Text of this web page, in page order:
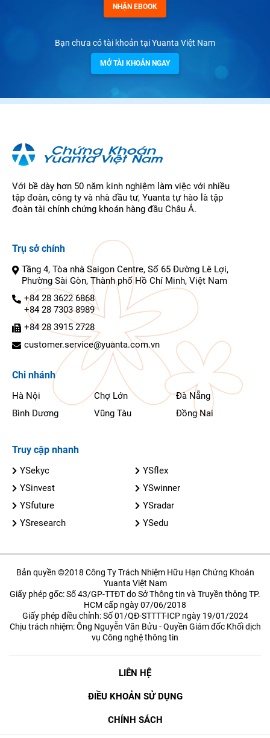
NHẬN EBOOK
Bạn chưa có tài khoản tại Yuanta Việt Nam
MỞ TÀI KHOẢN NGAY
Với bề dày hơn 50 năm kinh nghiệm làm việc với nhiều
tập đoàn, công ty và nhà đầu tư, Yuanta tự hào là tập
đoàn tài chính chứng khoán hàng đầu Châu Á.
Trụ sở chính
Tầng 4, Tòa nhà Saigon Centre, Số 65 Đường Lê Lợi,
Phường Sài Gòn, Thành phố Hồ Chí Minh, Việt Nam
+84 28 3622 6868
+84 28 7303 8989
+84 28 3915 2728
customer.service@yuanta.com.vn
Chi nhánh
Hà Nội Chợ Lớn
Đà Nẵng
Bình Dương
Vũng Tàu Đồng Nai
Truy cập nhanh
YSekyc
YSflex
YSinvest
YSwinner
YSfuture
YSradar
YSresearch
YSedu
Bản quyền ©2018 Công Ty Trách Nhiệm Hữu Hạn Chứng Khoán
Yuanta Việt Nam
Giấy phép gốc: Số 43/GP-TTĐT do Sở Thông tin và Truyền thông TP.
HCM cấp ngày 07/06/2018
Giấy phép điều chỉnh: Số 01/QĐ-STTTT-ICP ngày 19/01/2024
Chịu trách nhiệm: Ông Nguyễn Văn Bửu - Quyền Giám đốc Khối dịch
vụ Công nghệ thông tin
LIÊN HỆ
ĐIỀU KHOẢN SỬ DỤNG
CHÍNH SÁCH